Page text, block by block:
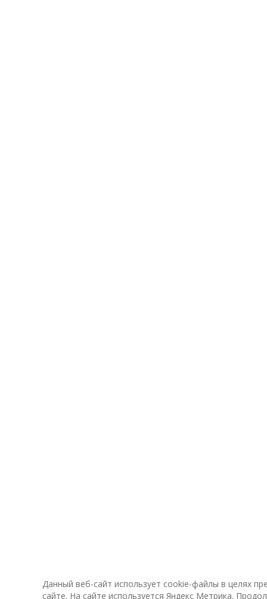
Данный веб-сайт использует cookie-файлы в целях
сайте. На сайте используется Яндекс Метрика.